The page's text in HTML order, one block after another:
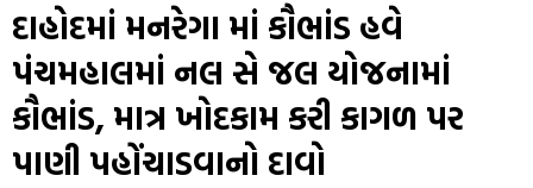
દાહોદમાં મનરેગા માં કૌભાંડ હવે
પંચમહાલમાં નલ સે જલ યોજનામાં
કૌભાંડ, માત્ર ખોદકામ કરી કાગળ પર
પાણી પહોંચાડવાનો દાવો